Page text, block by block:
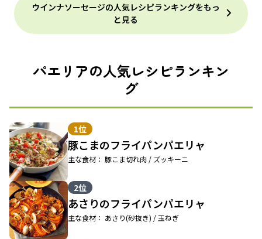
ウインナソーセージの人気レシピランキングをもっ
と見る
パエリアの人気レシピランキン
グ
1位
豚こまのフライパンパエリャ
主な食材： 豚こま切れ肉 / ズッキーニ
2位
あさりのフライパンパエリャ
主な食材： あさり(砂抜き) / 玉ねぎ